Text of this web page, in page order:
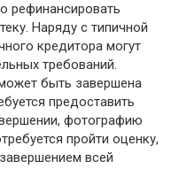
рефинансировать
Наряду с типичной
кредитора могут
требований.
быть завершена
предоставить
фотографию
пройти оценку,
всей